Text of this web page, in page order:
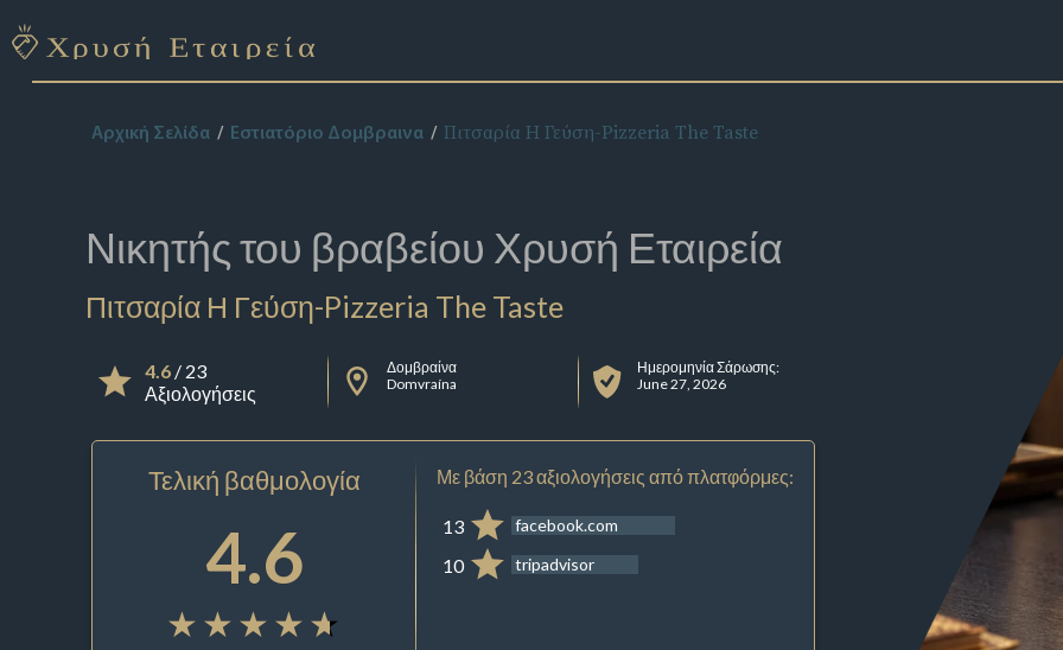
Αρχική Σελίδα Εστιατόριο Δομβραινα Πιτσαρία Η Γεύση-Pizzeria The Taste
Νικητής του βραβείου Χρυσή Εταιρεία
Πιτσαρία Η Γεύση-Pizzeria The Taste
4.6/ 23
Αξιολογήσεις
Δομβραίνα
Domvraína
Ημερομηνία Σάρωσης:
June 27, 2026
Τελική βαθμολογία
4.6
Με βάση 23 αξιολογήσεις από πλατφόρμες:
13 facebook.com
10 tripadvisor